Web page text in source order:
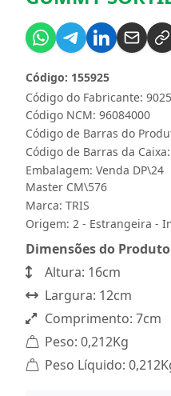
Código do Fabricante:
Código: 155925
Código NCM: 96084000
Código de Barras do
Código de Barras da
Embalagem: Venda DP\24
Master CM\576
Marca: TRIS
Origem: 2 - Estrangeira -
Dimensões do Produto
Altura: 16cm
Largura: 12cm
Comprimento: 7cm
Peso: 0,212Kg
Peso Líquido: